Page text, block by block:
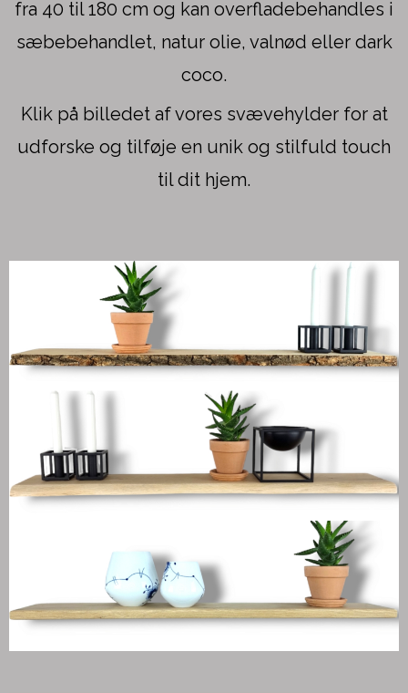
fra 40 til 180 cm og kan overfladebehandles i
sæbebehandlet, natur olie, valnød eller dark
coco.
Klik på billedet af vores svævehylder for at
udforske og tilføje en unik og stilfuld touch
til dit hjem.